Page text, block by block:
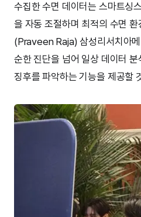
수집한 수면 데이터는 스마트싱
을 자동 조절하며 최적의 수면
(Praveen Raja) 삼성리서치아
순한 진단을 넘어 일상 데이터 분
징후를 파악하는 기능을 제공할